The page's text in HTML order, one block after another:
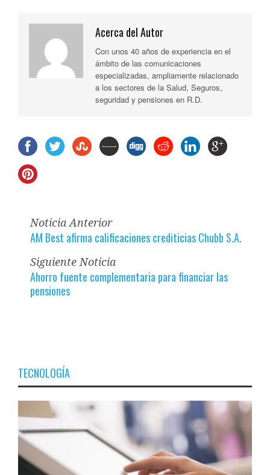
Acerca del Autor
Con unos 40 años de experiencia en el
ámbito de las comunicaciones
especializadas, ampliamente relacionado
a los sectores de la Salud, Seguros,
seguridad y pensiones en R.D.
Noticia Anterior
AM Best afirma calificaciones crediticias Chubb S.A.
Siguiente Noticia
Ahorro fuente complementaria para financiar las
pensiones
TECNOLOGÍA